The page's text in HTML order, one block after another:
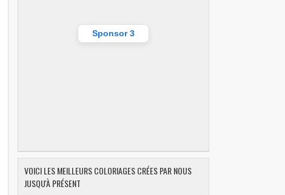
Sponsor 3
VOICI LES MEILLEURS COLORIAGES CRÉES PAR NOUS
JUSQU'À PRÉSENT